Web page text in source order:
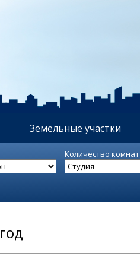
Земельные участки
Количество комнат